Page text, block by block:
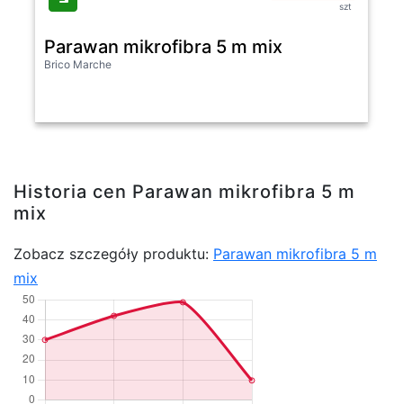
szt
Parawan mikrofibra 5 m mix
Brico Marche
Historia cen Parawan mikrofibra 5 m
mix
Zobacz szczegóły produktu: Parawan mikrofibra 5 m
mix